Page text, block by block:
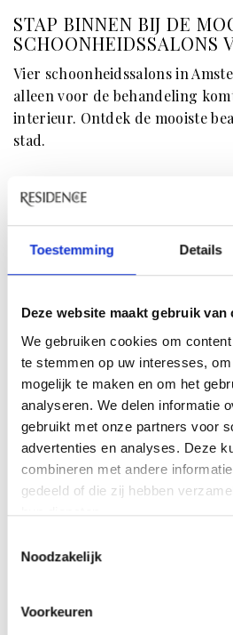
Toestemming Details
Deze website maakt gebruik van
We gebruiken cookies om
te stemmen op uw interesses,
mogelijk te maken en om het
analyseren. We delen informatie
gebruikt met onze partners voor
advertenties en analyses. Deze
combineren met andere
gedeeld of die zij hebben
Noodzakelijk
Voorkeuren
STAP BINNEN BIJ DE
SCHOONHEIDSSALONS
Vier schoonheidssalons in
alleen voor de behandeling
interieur. Ontdek de mooiste
stad.
REISINSPIRATIE
48 UUR IN SINGAPORE?
FAVORIETEN VAN